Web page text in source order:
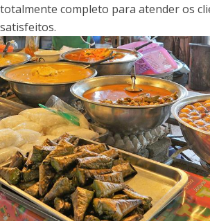
totalmente completo para atender os
satisfeitos.